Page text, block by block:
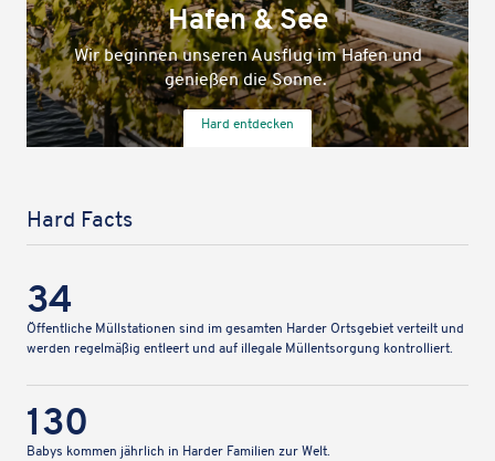
Natur
Weiter gehts in die Natur, hier lässt es sich
entspannen.
Hard entde­cken
Hard Facts
34
Öffent­li­che Müll­sta­tio­nen sind im gesam­ten Harder Orts­ge­biet verteilt und
werden regel­mä­ßig entleert und auf ille­gale Müll­ent­sor­gung kontrolliert.
130
Babys kommen jähr­lich in Harder Fami­lien zur Welt.